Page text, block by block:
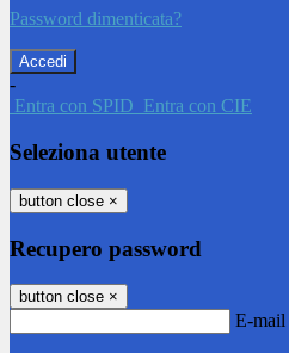
Password dimenticata?
-
Entra con SPID Entra con CIE
Seleziona utente
button close ×
Recupero password
button close ×
E-mail